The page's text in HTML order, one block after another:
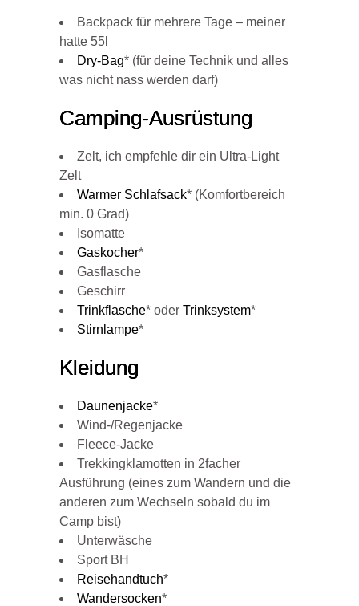
Backpack für mehrere Tage – meiner
hatte 55l
Dry-Bag* (für deine Technik und alles
was nicht nass werden darf)
Camping-Ausrüstung
Zelt, ich empfehle dir ein Ultra-Light
Zelt
Warmer Schlafsack* (Komfortbereich
min. 0 Grad)
Isomatte
Gaskocher*
Gasflasche
Geschirr
Trinkflasche* oder Trinksystem*
Stirnlampe*
Kleidung
Daunenjacke*
Wind-/Regenjacke
Fleece-Jacke
Trekkingklamotten in 2facher
Ausführung (eines zum Wandern und die
anderen zum Wechseln sobald du im
Camp bist)
Unterwäsche
Sport BH
Reisehandtuch*
Wandersocken*